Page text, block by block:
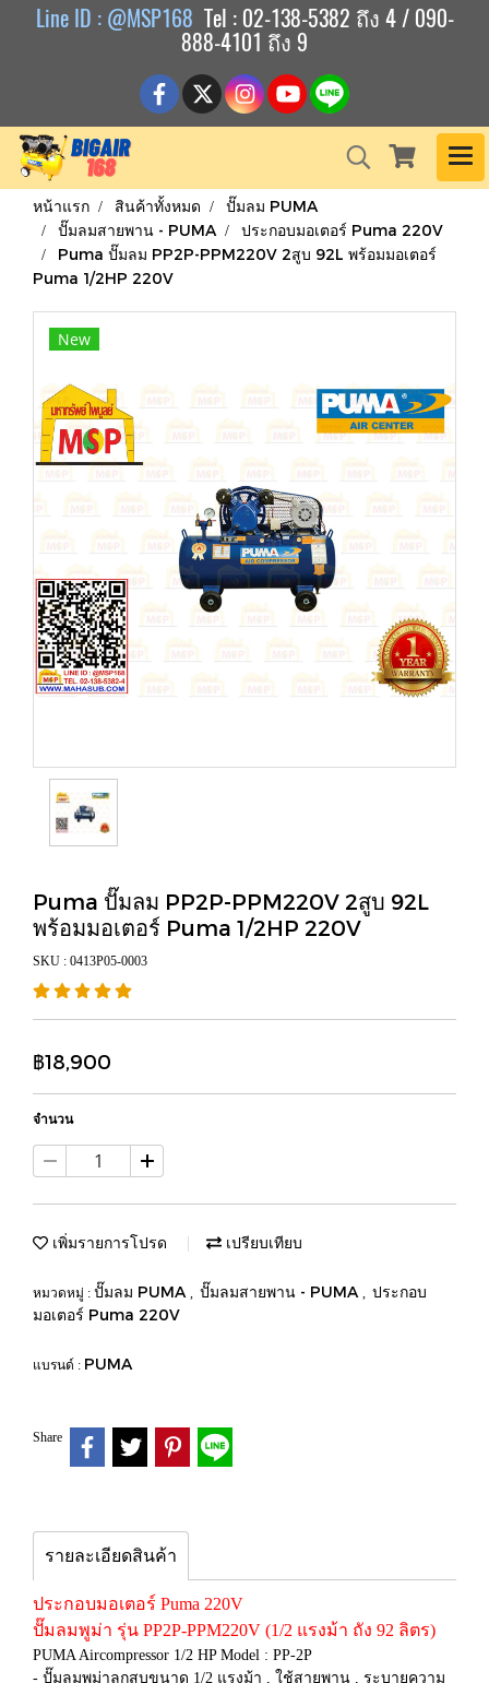
Line ID : @MSP168 Tel : 02-138-5382 ถึง 4 / 090-
888-4101 ถึง 9
หน้าแรก สินค้าทั้งหมด
ปั๊มลม PUMA
ปั๊มลมสายพาน - PUMA
ประกอบมอเตอร์ Puma 220V
Puma ปั๊มลม PP2P-PPM220V 2สูบ 92L พร้อมมอเตอร์
Puma 1/2HP 220V
New
Puma ปั๊มลม PP2P-PPM220V 2สูบ 92L
พร้อมมอเตอร์ Puma 1/2HP 220V
SKU : 0413P05-0003
฿18,900
จำนวน
เพิ่มรายการโปรด เปรียบเทียบ
หมวดหมู่ : ปั๊มลม PUMA , ปั๊มลมสายพาน - PUMA , ประกอบ
มอเตอร์ Puma 220V
แบรนด์ : PUMA
Share
รายละเอียดสินค้า
ประกอบมอเตอร์ Puma 220V
ปั๊มลมพูม่า รุ่น PP2P-PPM220V (1/2 แรงม้า ถัง 92 ลิตร)
PUMA Aircompressor 1/2 HP Model : PP-2P
- ปั๊มลมพูม่าลูกสูบขนาด 1/2 แรงม้า , ใช้สายพาน , ระบายความ